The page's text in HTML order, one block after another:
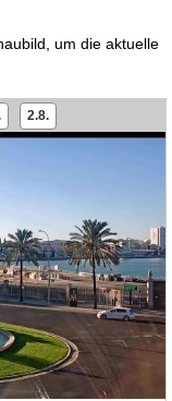
um die aktuelle
2.8.